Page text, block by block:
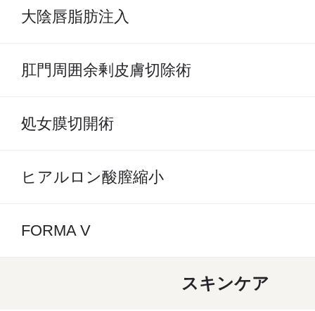
大陰唇脂肪注入
肛門周囲余剰皮膚切除術
処女膜切開術
ヒアルロン酸膣縮小
FORMA V
スキンケア